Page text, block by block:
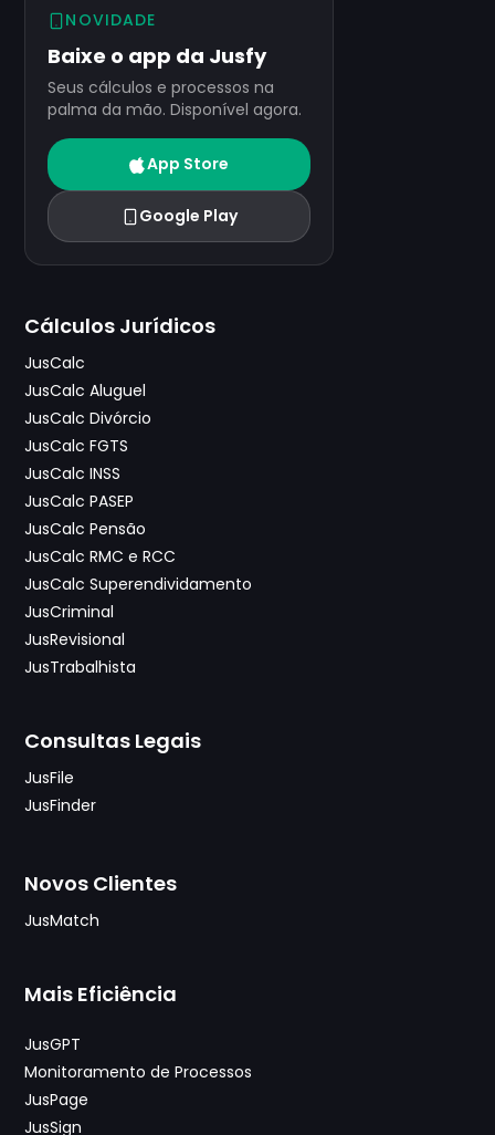
NOVIDADE
Baixe o app da Jusfy
Seus cálculos e processos na
palma da mão. Disponível agora.
App Store
Google Play
Cálculos Jurídicos
JusCalc
JusCalc Aluguel
JusCalc Divórcio
JusCalc FGTS
JusCalc INSS
JusCalc PASEP
JusCalc Pensão
JusCalc RMC e RCC
JusCalc Superendividamento
JusCriminal
JusRevisional
JusTrabalhista
Consultas Legais
JusFile
JusFinder
Novos Clientes
JusMatch
Mais Eficiência
JusGPT
Monitoramento de Processos
JusPage
JusSign